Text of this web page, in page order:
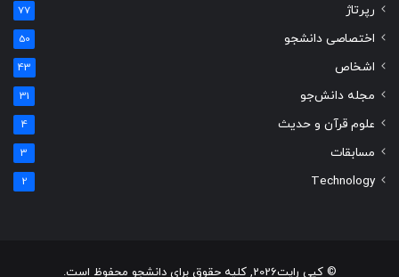
رپرتاژ 77
اختصاصی دانشجو 50
اشخاص 43
مجله دانش‌جو 31
علوم قرآن و حدیث 4
مسابقات 3
Technology
2
© کپی رایت2026, کلیه حقوق برای دانشجو محفوظ است.